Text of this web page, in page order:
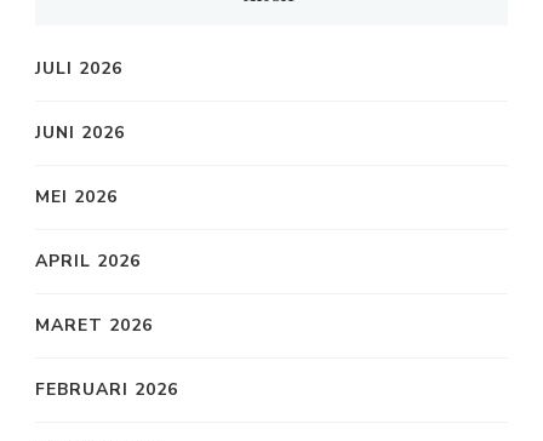
JULI 2026
JUNI 2026
MEI 2026
APRIL 2026
MARET 2026
FEBRUARI 2026